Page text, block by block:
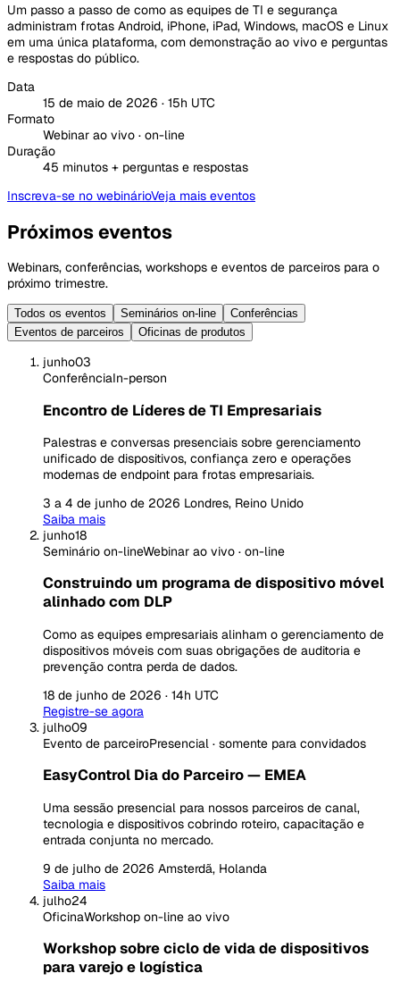
Um passo a passo de como as equipes de TI e segurança
administram frotas Android, iPhone, iPad, Windows, macOS e Linux
em uma única plataforma, com demonstração ao vivo e perguntas
e respostas do público.
Data
15 de maio de 2026 · 15h UTC
Formato
Webinar ao vivo · on-line
Duração
45 minutos + perguntas e respostas
Inscreva-se no webinárioVeja mais eventos
Próximos eventos
Webinars, conferências, workshops e eventos de parceiros para o
próximo trimestre.
Todos os eventos Seminários on-line
Conferências
Eventos de parceiros
Oficinas de produtos
junho03
ConferênciaIn-person
Encontro de Líderes de TI Empresariais
Palestras e conversas presenciais sobre gerenciamento
unificado de dispositivos, confiança zero e operações
modernas de endpoint para frotas empresariais.
3 a 4 de junho de 2026 Londres, Reino Unido
Saiba mais
junho18
Seminário on-lineWebinar ao vivo · on-line
Construindo um programa de dispositivo móvel
alinhado com DLP
Como as equipes empresariais alinham o gerenciamento de
dispositivos móveis com suas obrigações de auditoria e
prevenção contra perda de dados.
18 de junho de 2026 · 14h UTC
Registre-se agora
julho09
Evento de parceiroPresencial · somente para convidados
EasyControl Dia do Parceiro — EMEA
Uma sessão presencial para nossos parceiros de canal,
tecnologia e dispositivos cobrindo roteiro, capacitação e
entrada conjunta no mercado.
9 de julho de 2026 Amsterdã, Holanda
Saiba mais
julho24
OficinaWorkshop on-line ao vivo
Workshop sobre ciclo de vida de dispositivos
para varejo e logística